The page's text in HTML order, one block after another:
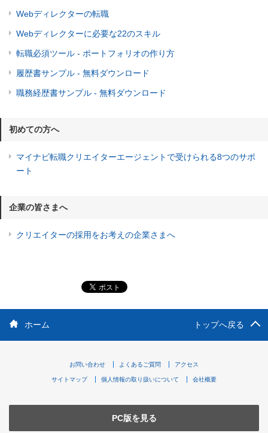
Webディレクターの転職
Webディレクターに必要な22のスキル
転職必須ツール - ポートフォリオの作り方
履歴書サンプル - 無料ダウンロード
職務経歴書サンプル - 無料ダウンロード
初めての方へ
マイナビ転職クリエイターエージェントで受けられる8つのサポ
ート
企業の皆さまへ
クリエイターの採用をお考えの企業さまへ
ホーム トップへ戻る
お問い合わせ よくあるご質問 アクセス
サイトマップ 個人情報の取り扱いについて 会社概要
PC版を見る